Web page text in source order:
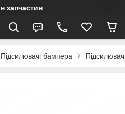
запчастин
Підсилювачі бампера